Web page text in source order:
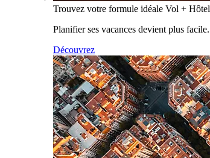
Trouvez votre formule idéale Vol + Hôtel
Planifier ses vacances devient plus facile.
Découvrez